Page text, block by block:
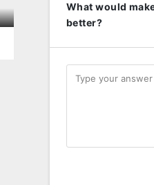
What would
better?